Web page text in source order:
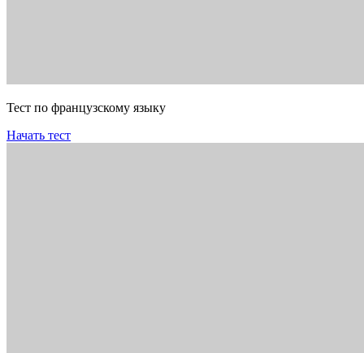
Тест по французскому языку
Начать тест